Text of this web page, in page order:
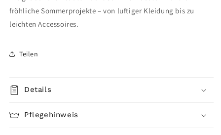
fröhliche Sommerprojekte – von luftiger Kleidung bis zu
leichten Accessoires.
Teilen
Details
Pflegehinweis